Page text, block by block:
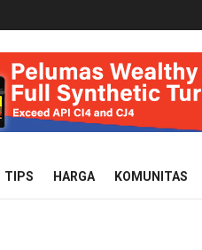
TIPS HARGA KOMUNITAS